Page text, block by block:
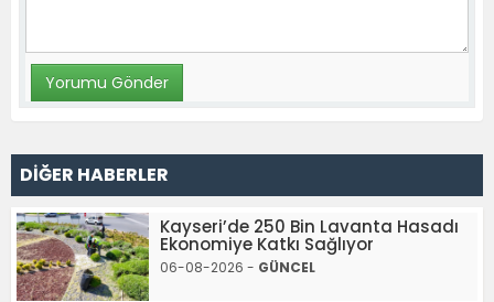
DİĞER HABERLER
Kayseri’de 250 Bin Lavanta Hasadı
Ekonomiye Katkı Sağlıyor
06-08-2026 - GÜNCEL